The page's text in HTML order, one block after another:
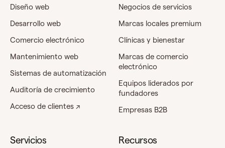
Diseño web
Desarrollo web
Comercio electrónico
Mantenimiento web
Sistemas de automatización
Auditoría de crecimiento
Acceso de clientes ↗
Negocios de servicios
Marcas locales premium
Clínicas y bienestar
Marcas de comercio
electrónico
Equipos liderados por
fundadores
Empresas B2B
Servicios Recursos